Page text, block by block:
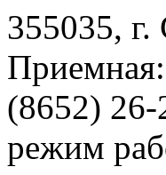
355035,
Приемная:
(8652) 26-
режим